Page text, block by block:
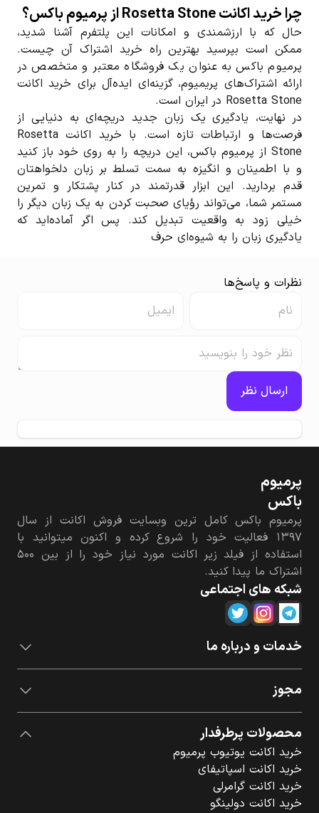
چرا خرید اکانت Rosetta Stone از پرمیوم باکس؟
حال که با ارزشمندی و امکانات این پلتفرم آشنا شدید،
ممکن است بپرسید بهترین راه خرید اشتراک آن چیست.
پرمیوم باکس به عنوان یک فروشگاه معتبر و متخصص در
ارائه اشتراک‌های پریمیوم، گزینه‌ای ایده‌آل برای خرید اکانت
Rosetta Stone در ایران است.
در نهایت، یادگیری یک زبان جدید دریچه‌ای به دنیایی از
فرصت‌ها و ارتباطات تازه است. با خرید اکانت Rosetta
Stone از پرمیوم باکس، این دریچه را به روی خود باز کنید
و با اطمینان و انگیزه به سمت تسلط بر زبان دلخواهتان
قدم بردارید. این ابزار قدرتمند در کنار پشتکار و تمرین
مستمر شما، می‌تواند رؤیای صحبت کردن به یک زبان دیگر را
خیلی زود به واقعیت تبدیل کند. پس اگر آماده‌اید که
یادگیری زبان را به شیوه‌ای حرف
نظرات و پاسخ‌ها
ارسال نظر
پرمیوم‌
باکس
پرمیوم باکس کامل ترین وبسایت فروش اکانت از سال
۱۳۹۷ فعالیت خود را شروع کرده و اکنون میتوانید با
استفاده از فیلد زیر اکانت مورد نیاز خود را از بین ۵۰۰
اشتراک ما پیدا کنید.
شبکه های اجتماعی
خدمات و درباره ما
مجوز
محصولات پرطرفدار
خرید اکانت یوتیوب پرمیوم
خرید اکانت اسپاتیفای
خرید اکانت گرامرلی
خرید اکانت دولینگو